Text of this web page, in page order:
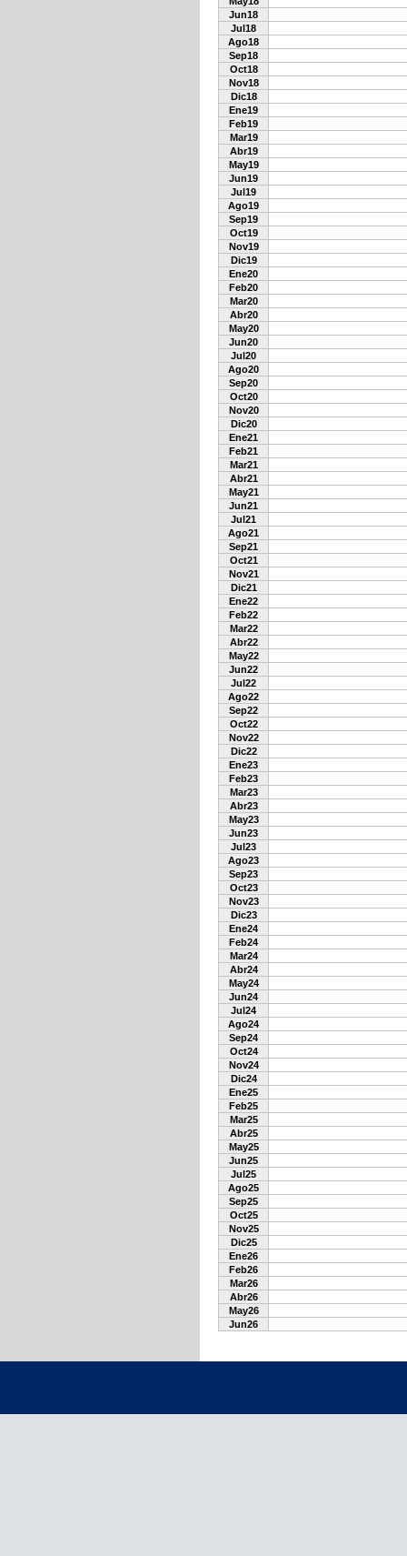
Jun18
Jul18
Ago18
Sep18
Oct18
Nov18
Dic18
Ene19
Feb19
Mar19
Abr19
May19
Jun19
Jul19
Ago19
Sep19
Oct19
Nov19
Dic19
Ene20
Feb20
Mar20
Abr20
May20
Jun20
Jul20
Ago20
Sep20
Oct20
Nov20
Dic20
Ene21
Feb21
Mar21
Abr21
May21
Jun21
Jul21
Ago21
Sep21
Oct21
Nov21
Dic21
Ene22
Feb22
Mar22
Abr22
May22
Jun22
Jul22
Ago22
Sep22
Oct22
Nov22
Dic22
Ene23
Feb23
Mar23
Abr23
May23
Jun23
Jul23
Ago23
Sep23
Oct23
Nov23
Dic23
Ene24
Feb24
Mar24
Abr24
May24
Jun24
Jul24
Ago24
Sep24
Oct24
Nov24
Dic24
Ene25
Feb25
Mar25
Abr25
May25
Jun25
Jul25
Ago25
Sep25
Oct25
Nov25
Dic25
Ene26
Feb26
Mar26
Abr26
May26
Jun26